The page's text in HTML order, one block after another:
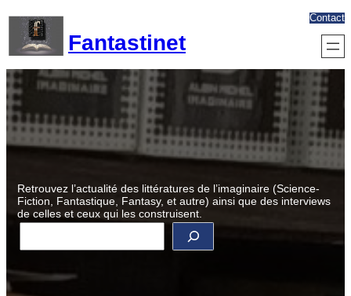
contenu
Fantastinet
Contact
Retrouvez l’actualité des littératures de l’imaginaire (Science-
Fiction, Fantastique, Fantasy, et autre) ainsi que des interviews
de celles et ceux qui les construisent.
R
c